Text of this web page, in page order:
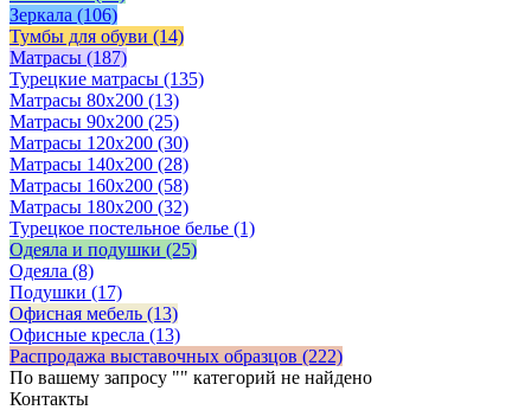
Зеркала (106)
Тумбы для обуви (14)
Матрасы (187)
Турецкие матрасы (135)
Матрасы 80x200 (13)
Матрасы 90х200 (25)
Матрасы 120х200 (30)
Матрасы 140х200 (28)
Матрасы 160х200 (58)
Матрасы 180х200 (32)
Турецкое постельное белье (1)
Одеяла и подушки (25)
Одеяла (8)
Подушки (17)
Офисная мебель (13)
Офисные кресла (13)
Распродажа выставочных образцов (222)
По вашему запросу "" категорий не найдено
Контакты